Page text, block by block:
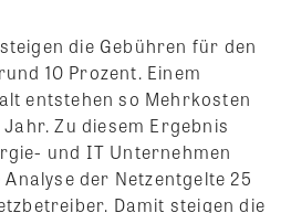
die Gebühren für den
10 Prozent. Einem
entstehen so Mehrkosten
Zu diesem Ergebnis
und IT Unternehmen
der Netzentgelte 25
Damit steigen die